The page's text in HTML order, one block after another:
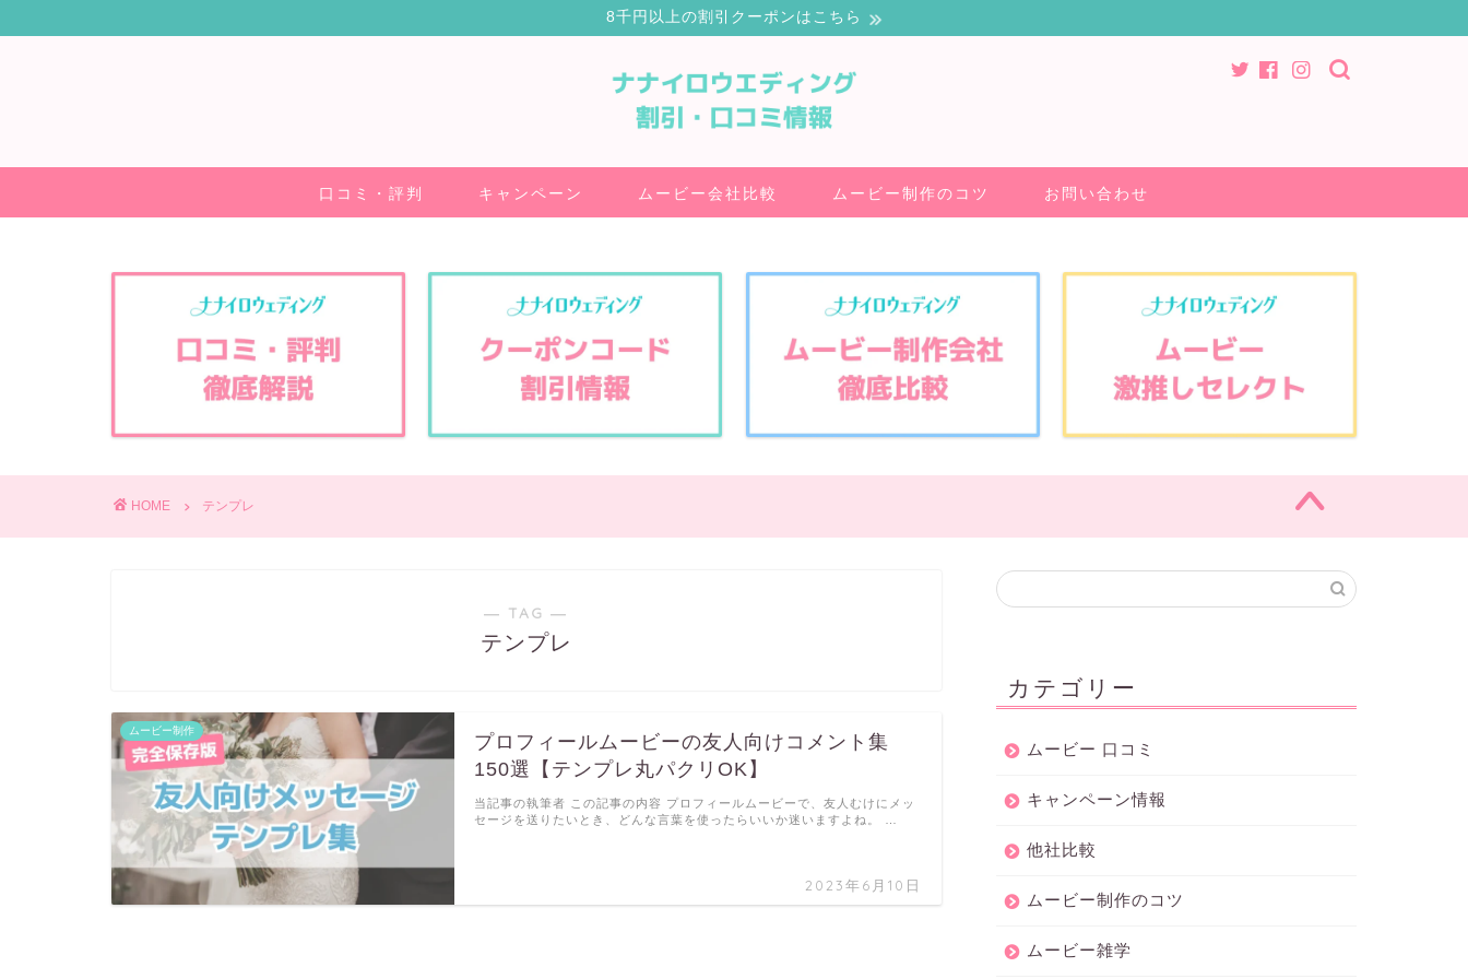
8千円以上の割引クーポンはこちら
口コミ・評判 キャンペーン ムービー会社比較 ムービー制作のコツ お問い合わせ
HOME テンプレ
― TAG ―
テンプレ
ムービー制作
プロフィールムービーの友人向けコメント集
150選【テンプレ丸パクリOK】
2023年6月10日
当記事の執筆者 この記事の内容 プロフィールムービーで、友人むけにメッ
セージを送りたいとき、どんな言葉を使ったらいいか迷いますよね。 …
カテゴリー
ムービー 口コミ
キャンペーン情報
他社比較
ムービー制作のコツ
ムービー雑学